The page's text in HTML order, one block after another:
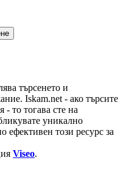
търсенето и
Iskam.net - ако търсите
то тогава сте на
уникално
ефективен този ресурс за
Viseo.